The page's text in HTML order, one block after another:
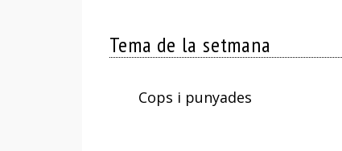
Tema de la setmana
Cops i punyades